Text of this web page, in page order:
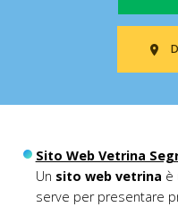
Sito Web Vetrina
Un sito web vetrina è
serve per presentare